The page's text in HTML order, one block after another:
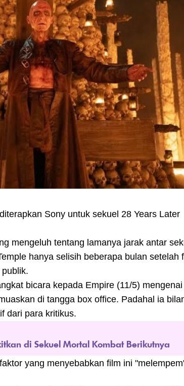
Sony untuk sekuel 28 Years Later
mengeluh tentang lamanya jarak antar
hanya selisih beberapa bulan setelah
bicara kepada Empire (11/5) mengenai
di tangga box office. Padahal ia
dari para kritikus.
di Sekuel Mortal Kombat Berikutnya
yang menyebabkan film ini